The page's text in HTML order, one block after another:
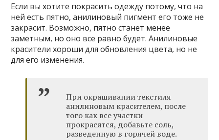
Если вы хотите покрасить одежду потому, что на
ней есть пятно, анилиновый пигмент его тоже не
закрасит. Возможно, пятно станет менее
заметным, но оно все равно будет. Анилиновые
красители хороши для обновления цвета, но не
для его изменения.
При окрашивании текстиля
анилиновым красителем, после
того как все участки
прокрасятся, добавьте соль,
разведенную в горячей воде.